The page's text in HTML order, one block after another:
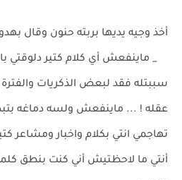
أخذ وجيه يديها بربته حنون وقال
_ ماينفعش أي كلام كتير دلوقتي
سببتله فقد لبعض الذكريات
عقله ! ... ماينفعش ولسه دماغه
تهاجمي انتي بكلام واخبار ومشاعر
أنتي ما لاحظتيش أني كنت بنطق